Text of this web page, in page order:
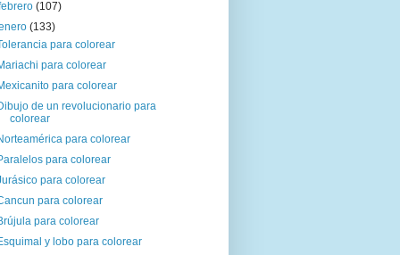
(107)
(133)
para colorear
para colorear
para colorear
de un revolucionario para
colorear
para colorear
para colorear
para colorear
para colorear
para colorear
y lobo para colorear